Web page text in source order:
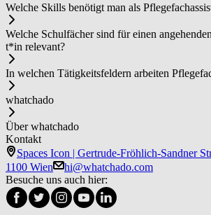
Welche Skills benötigt man als
Welche Schulfächer sind für einen
t*in relevant?
In welchen Tätigkeitsfeldern arbeiten
whatchado
Über whatchado
Kontakt
Spaces Icon | Gertrude-Fröhlich-Sandner
1100 Wien
hi@whatchado.com
Besuche uns auch hier: